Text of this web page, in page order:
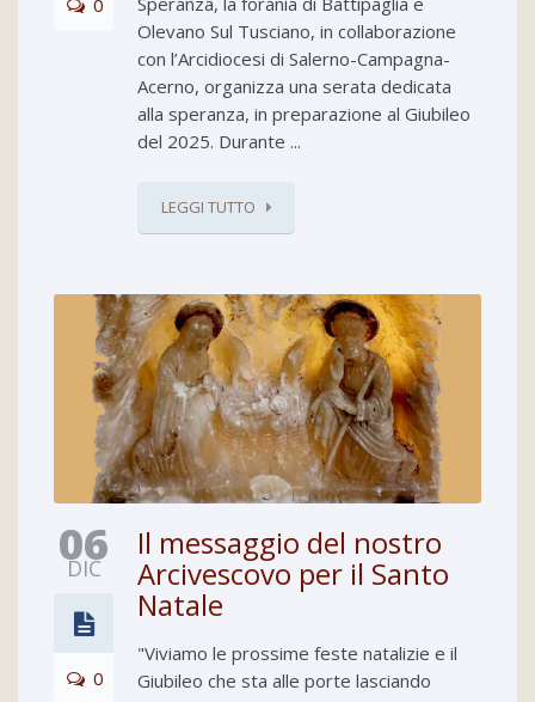
Olevano Sul Tusciano, in collaborazione
con l’Arcidiocesi di Salerno-Campagna-
Acerno, organizza una serata dedicata
alla speranza, in preparazione al Giubileo
del 2025. Durante ...
LEGGI TUTTO
06
DIC
0
Il messaggio del nostro
Arcivescovo per il Santo
Natale
"Viviamo le prossime feste natalizie e il
Giubileo che sta alle porte lasciando